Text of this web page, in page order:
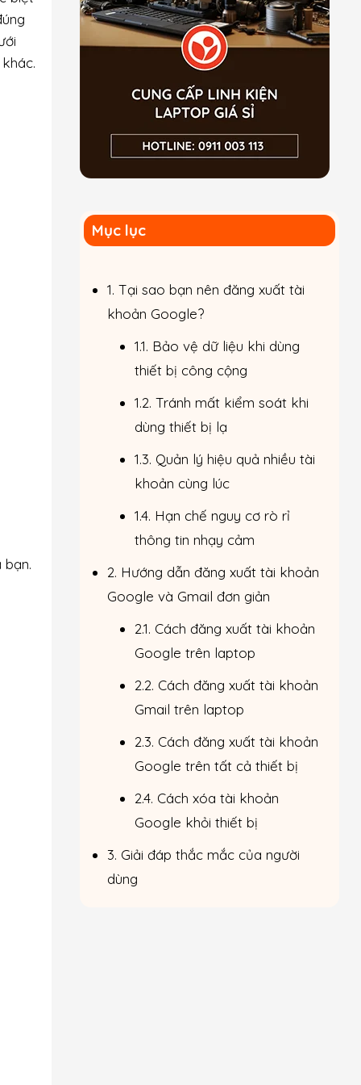
Mục lục
1. Tại sao bạn nên đăng xuất tài
khoản Google?
1.1. Bảo vệ dữ liệu khi dùng
thiết bị công cộng
1.2. Tránh mất kiểm soát khi
dùng thiết bị lạ
1.3. Quản lý hiệu quả nhiều tài
khoản cùng lúc
1.4. Hạn chế nguy cơ rò rỉ
thông tin nhạy cảm
2. Hướng dẫn đăng xuất tài khoản
Google và Gmail đơn giản
2.1. Cách đăng xuất tài khoản
Google trên laptop
2.2. Cách đăng xuất tài khoản
Gmail trên laptop
2.3. Cách đăng xuất tài khoản
Google trên tất cả thiết bị
2.4. Cách xóa tài khoản
Google khỏi thiết bị
3. Giải đáp thắc mắc của người
dùng